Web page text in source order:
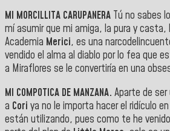
MI MORCILLITA CARUPANERA Tú no sabes
mí asumir que mi amiga, la pura y
Academia Merici, es una
vendido el alma al diablo por lo fea que
a Miraflores se le convertiría en una
MI COMPOTICA DE MANZANA. Aparte de
a Cori ya no le importa hacer el ridículo
están utilizando, pues como te he